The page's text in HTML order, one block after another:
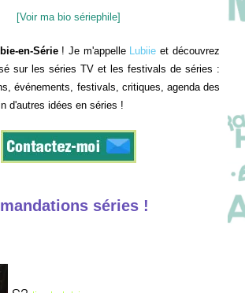
[Voir ma bio sériephile]
en-Série! Je m'appelle Lubiie et découvrez
sur les séries TV et les festivals de séries :
événements, festivals, critiques, agenda des
d'autres idées en séries !
séries !